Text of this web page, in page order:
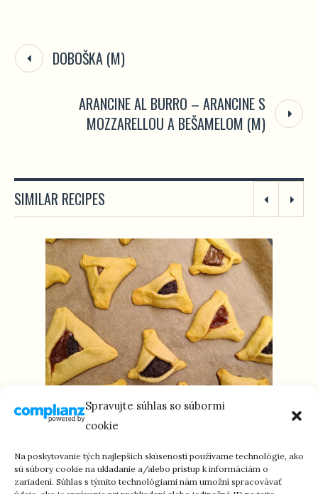
Spravujte súhlas so súbormi
cookie
Na poskytovanie tých najlepších skúseností používame technológie, ako
sú súbory cookie na ukladanie a/alebo prístup k informáciám o
zariadení. Súhlas s týmito technológiami nám umožní spracovávať
DOBOŠKA (M)
ARANCINE AL BURRO – ARANCINE S
MOZZARELLOU A BEŠAMELOM (M)
SIMILAR RECIPES
HAMANOVE UŠI – HAMANTAŠEN (M/P)